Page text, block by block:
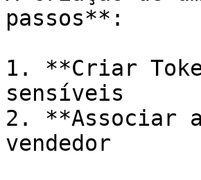
passos**:
1. **Criar
sensíveis
2. **Associar
vendedor